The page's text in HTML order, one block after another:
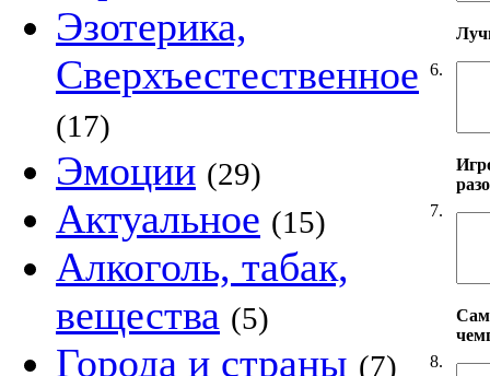
Эзотерика,
Сверхъестественное
(17)
Эмоции (29)
Актуальное (15)
Алкоголь, табак,
вещества (5)
Города и страны (7)
6.
7.
8.